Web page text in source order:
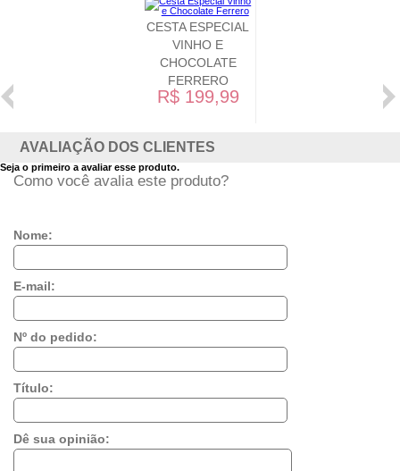
CESTA ESPECIAL
VINHO E
CHOCOLATE
FERRERO
R$ 199,99
AVALIAÇÃO DOS CLIENTES
Seja o primeiro a avaliar esse produto.
Como você avalia este produto?
Nome:
E-mail:
Nº do pedido:
Título:
Dê sua opinião: